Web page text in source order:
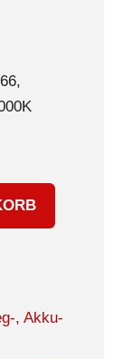
, Akku-